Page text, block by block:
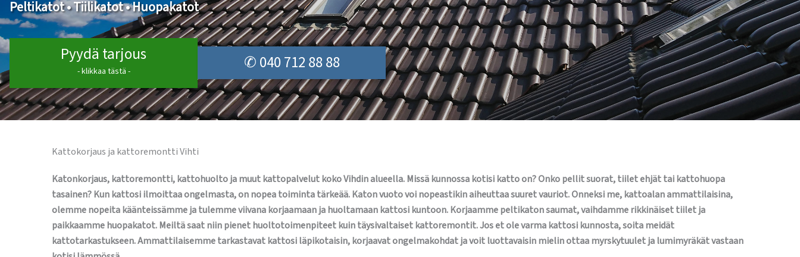
Peltikatot • Tiilikatot • Huopakatot
Pyydä tarjous
- klikkaa tästä - ✆ 040 712 88 88
Kattokorjaus ja kattoremontti Vihti
Katonkorjaus, kattoremontti, kattohuolto ja muut kattopalvelut koko Vihdin alueella. Missä kunnossa kotisi katto on? Onko pellit suorat, tiilet ehjät tai kattohuopa
tasainen? Kun kattosi ilmoittaa ongelmasta, on nopea toiminta tärkeää. Katon vuoto voi nopeastikin aiheuttaa suuret vauriot. Onneksi me, kattoalan ammattilaisina,
olemme nopeita käänteissämme ja tulemme viivana korjaamaan ja huoltamaan kattosi kuntoon. Korjaamme peltikaton saumat, vaihdamme rikkinäiset tiilet ja
paikkaamme huopakatot. Meiltä saat niin pienet huoltotoimenpiteet kuin täysivaltaiset kattoremontit. Jos et ole varma kattosi kunnosta, soita meidät
kattotarkastukseen. Ammattilaisemme tarkastavat kattosi läpikotaisin, korjaavat ongelmakohdat ja voit luottavaisin mielin ottaa myrskytuulet ja lumimyräkät vastaan